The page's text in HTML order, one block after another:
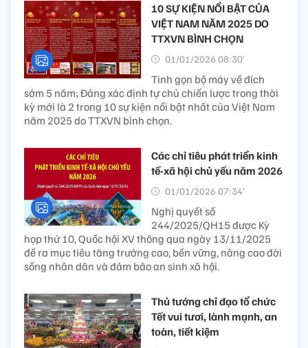
10 SỰ KIỆN NỔI BẬT CỦA
VIỆT NAM NĂM 2025 DO
TTXVN BÌNH CHỌN
01/01/2026 08:30’
Tinh gọn bộ máy về đích
sớm 5 năm; Đảng xác định tự chủ chiến lược trong thời
kỳ mới là 2 trong 10 sự kiện nổi bật nhất của Việt Nam
năm 2025 do TTXVN bình chọn.
Các chỉ tiêu phát triển kinh
tế-xã hội chủ yếu năm 2026
01/01/2026 07:34’
Nghị quyết số
244/2025/QH15 được Kỳ
họp thứ 10, Quốc hội XV thông qua ngày 13/11/2025
đề ra mục tiêu tăng trưởng cao, bền vững, nâng cao đời
sống nhân dân và đảm bảo an sinh xã hội.
Thủ tướng chỉ đạo tổ chức
Tết vui tươi, lành mạnh, an
toàn, tiết kiệm